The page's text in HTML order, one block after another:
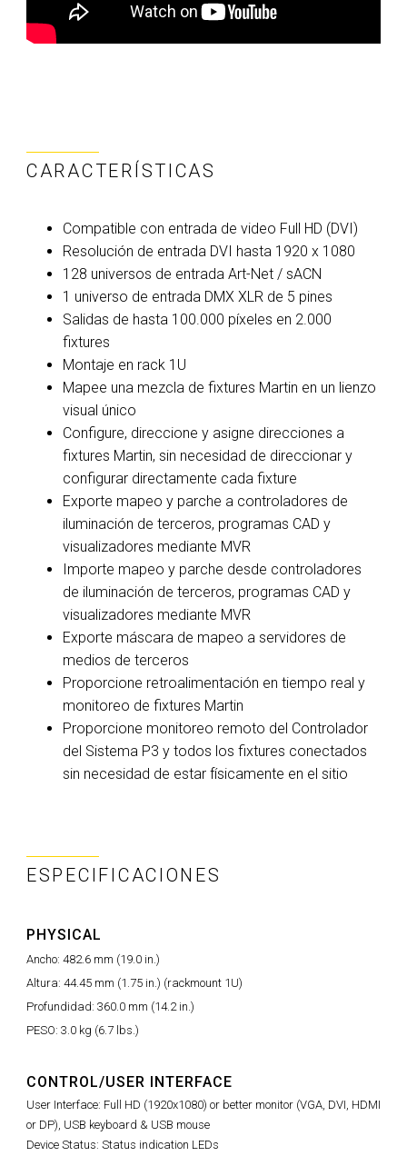
CARACTERÍSTICAS
Compatible con entrada de video Full HD (DVI)
Resolución de entrada DVI hasta 1920 x 1080
128 universos de entrada Art-Net / sACN
1 universo de entrada DMX XLR de 5 pines
Salidas de hasta 100.000 píxeles en 2.000
fixtures
Montaje en rack 1U
Mapee una mezcla de fixtures Martin en un lienzo
visual único
Configure, direccione y asigne direcciones a
fixtures Martin, sin necesidad de direccionar y
configurar directamente cada fixture
Exporte mapeo y parche a controladores de
iluminación de terceros, programas CAD y
visualizadores mediante MVR
Importe mapeo y parche desde controladores
de iluminación de terceros, programas CAD y
visualizadores mediante MVR
Exporte máscara de mapeo a servidores de
medios de terceros
Proporcione retroalimentación en tiempo real y
monitoreo de fixtures Martin
Proporcione monitoreo remoto del Controlador
del Sistema P3 y todos los fixtures conectados
sin necesidad de estar físicamente en el sitio
ESPECIFICACIONES
PHYSICAL
Ancho: 482.6 mm (19.0 in.)
Altura: 44.45 mm (1.75 in.) (rackmount 1U)
Profundidad: 360.0 mm (14.2 in.)
PESO: 3.0 kg (6.7 lbs.)
CONTROL/USER INTERFACE
User Interface: Full HD (1920x1080) or better monitor (VGA, DVI, HDMI
or DP), USB keyboard & USB mouse
Device Status: Status indication LEDs